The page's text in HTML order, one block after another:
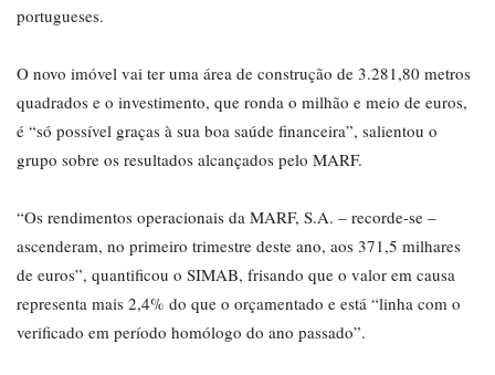
portugueses.
O novo imóvel vai ter uma área de construção de 3.281,80 metros
quadrados e o investimento, que ronda o milhão e meio de euros,
é “só possível graças à sua boa saúde financeira”, salientou o
grupo sobre os resultados alcançados pelo MARF.
“Os rendimentos operacionais da MARF, S.A. – recorde-se –
ascenderam, no primeiro trimestre deste ano, aos 371,5 milhares
de euros”, quantificou o SIMAB, frisando que o valor em causa
representa mais 2,4% do que o orçamentado e está “linha com o
verificado em período homólogo do ano passado”.